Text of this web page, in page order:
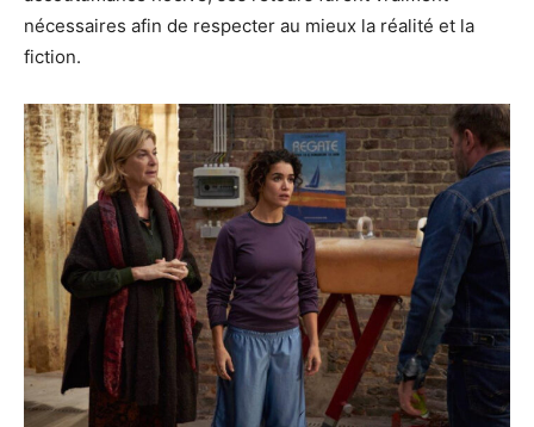
nécessaires afin de respecter au mieux la réalité et la
fiction.